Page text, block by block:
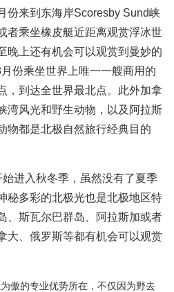
份来到东海岸Scoresby Sund峡
者乘坐橡皮艇近距离观赏浮冰世
晚上还有机会可以观赏到曼妙的
份乘坐世界上唯一一艘商用的
，到达全世界最北点。此外加拿
湾风光和野生动物，以及阿拉斯
物都是北极自然旅行经典目的
进入秋冬季，虽然没有了夏季
秘多彩的北极光也是北极地区特
、斯瓦尔巴群岛、阿拉斯加或者
大、俄罗斯等都有机会可以观赏
傲的专业优势所在，不仅因为野去